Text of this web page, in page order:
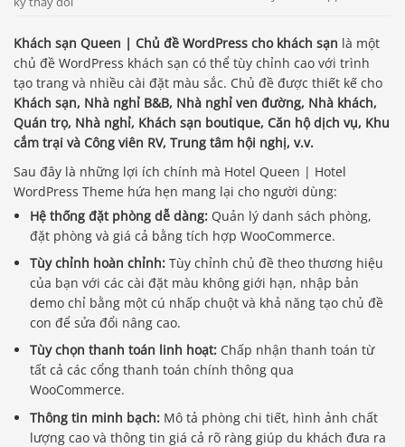
Khách sạn Queen | Chủ đề WordPress cho khách sạn là một
chủ đề WordPress khách sạn có thể tùy chỉnh cao với trình
tạo trang và nhiều cài đặt màu sắc. Chủ đề được thiết kế cho
Khách sạn, Nhà nghỉ B&B, Nhà nghỉ ven đường, Nhà khách,
Quán trọ, Nhà nghỉ, Khách sạn boutique, Căn hộ dịch vụ, Khu
cắm trại và Công viên RV, Trung tâm hội nghị, v.v.
Sau đây là những lợi ích chính mà Hotel Queen | Hotel
WordPress Theme hứa hẹn mang lại cho người dùng:
Hệ thống đặt phòng dễ dàng: Quản lý danh sách phòng,
đặt phòng và giá cả bằng tích hợp WooCommerce.
Tùy chỉnh hoàn chỉnh: Tùy chỉnh chủ đề theo thương hiệu
của bạn với các cài đặt màu không giới hạn, nhập bản
demo chỉ bằng một cú nhấp chuột và khả năng tạo chủ đề
con để sửa đổi nâng cao.
Tùy chọn thanh toán linh hoạt: Chấp nhận thanh toán từ
tất cả các cổng thanh toán chính thông qua
WooCommerce.
Thông tin minh bạch: Mô tả phòng chi tiết, hình ảnh chất
lượng cao và thông tin giá cả rõ ràng giúp du khách đưa ra